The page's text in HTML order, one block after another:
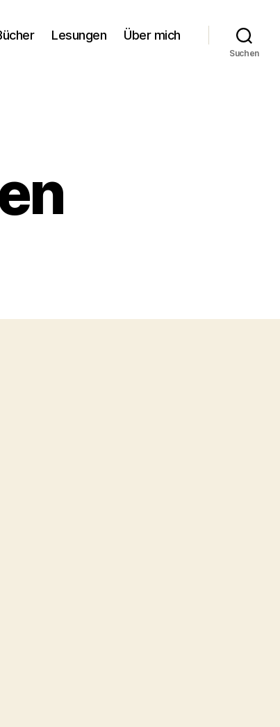
Lesungen Über mich
Suchen